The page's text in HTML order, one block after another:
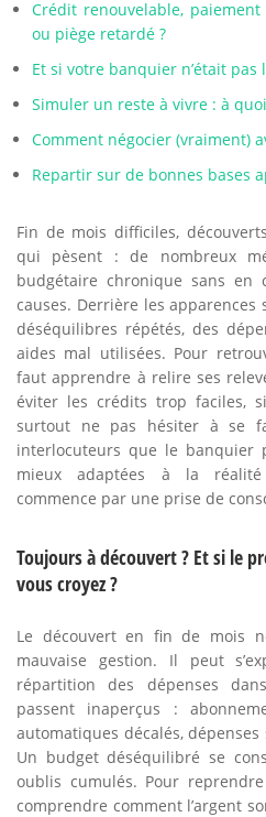
Crédit renouvelable,
ou piège retardé ?
Et si votre banquier n’était
Simuler un reste à vivre : à
Comment négocier (vraiment)
Repartir sur de bonnes bases
Fin de mois difficiles,
qui pèsent : de nombreux
budgétaire chronique sans en
causes. Derrière les
déséquilibres répétés, des
aides mal utilisées. Pour
faut apprendre à relire ses
éviter les crédits trop faciles,
surtout ne pas hésiter à se
interlocuteurs que le banquier
mieux adaptées à la réalité
commence par une prise de
Toujours à découvert ? Et si le
vous croyez ?
Le découvert en fin de mois
mauvaise gestion. Il peut
répartition des dépenses
passent inaperçus :
automatiques décalés,
Un budget déséquilibré se
oublis cumulés. Pour
comprendre comment l’argent